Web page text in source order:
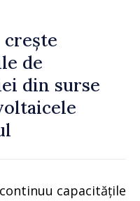
crește
de
din surse
capacitățile